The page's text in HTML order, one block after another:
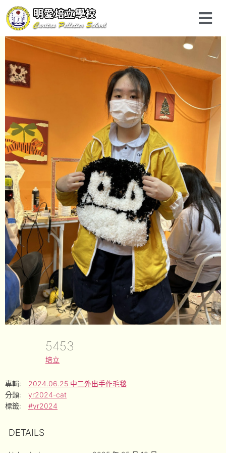
5453
培立
專輯:
2024.06.25 中二外出手作毛毯
分類:
yr2024-cat
標籤:
#yr2024
DETAILS